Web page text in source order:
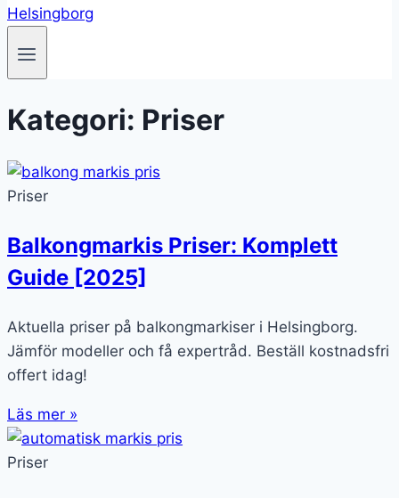
Kategori: Priser
Priser
Balkongmarkis Priser: Komplett
Guide [2025]
Aktuella priser på balkongmarkiser i Helsingborg.
Jämför modeller och få expertråd. Beställ kostnadsfri
offert idag!
Läs mer »
Priser